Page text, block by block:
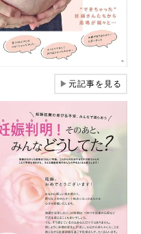
▶元記事を見る